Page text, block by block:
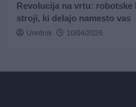
Revolucija na vrtu: robotske
stroji, ki delajo namesto vas
Urednik 10/04/2026